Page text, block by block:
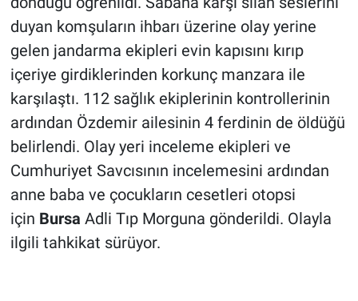
duyan komşuların ihbarı üzerine olay yerine
gelen jandarma ekipleri evin kapısını kırıp
içeriye girdiklerinden korkunç manzara ile
karşılaştı. 112 sağlık ekiplerinin kontrollerinin
ardından Özdemir ailesinin 4 ferdinin de öldüğü
belirlendi. Olay yeri inceleme ekipleri ve
Cumhuriyet Savcısının incelemesini ardından
anne baba ve çocukların cesetleri otopsi
için Bursa Adli Tıp Morguna gönderildi. Olayla
ilgili tahkikat sürüyor.